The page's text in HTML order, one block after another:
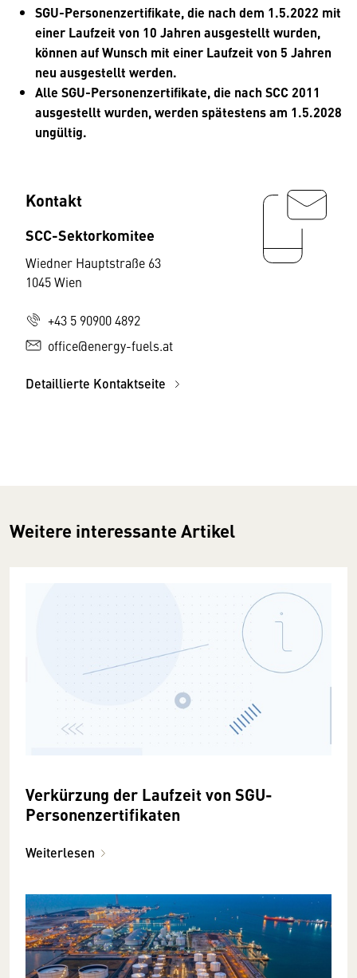
SGU-Personenzertifikate, die nach dem 1.5.2022 mit
einer Laufzeit von 10 Jahren ausgestellt wurden,
können auf Wunsch mit einer Laufzeit von 5 Jahren
neu ausgestellt werden.
Alle SGU-Personenzertifikate, die nach SCC 2011
ausgestellt wurden, werden spätestens am 1.5.2028
ungültig.
Kontakt
SCC-Sektorkomitee
Wiedner Hauptstraße 63
1045 Wien
+43 5 90900 4892
office@energy-fuels.at
Detaillierte Kontaktseite
Weitere interessante Artikel
Verkürzung der Laufzeit von SGU-
Personenzertifikaten
Weiterlesen